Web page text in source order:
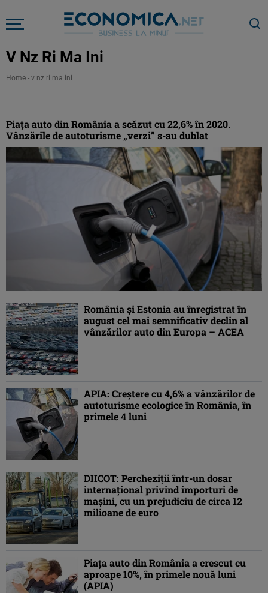
V Nz Ri Ma Ini
Home - v nz ri ma ini
Piaţa auto din România a scăzut cu 22,6% în 2020.
Vânzările de autoturisme „verzi” s-au dublat
România şi Estonia au înregistrat în
august cel mai semnificativ declin al
vânzărilor auto din Europa – ACEA
APIA: Creştere cu 4,6% a vânzărilor de
autoturisme ecologice în România, în
primele 4 luni
DIICOT: Percheziţii într-un dosar
internaţional privind importuri de
maşini, cu un prejudiciu de circa 12
milioane de euro
Piaţa auto din România a crescut cu
aproape 10%, în primele nouă luni
(APIA)